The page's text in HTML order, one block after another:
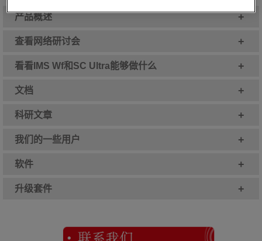
产品概述 +
查看网络研讨会 +
看看IMS Wf和SC Ultra能够做什么 +
文档 +
科研文章 +
我们的一些用户 +
软件 +
升级套件 +